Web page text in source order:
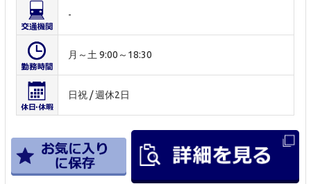
-
月～土 9:00～18:30
日祝 / 週休2日